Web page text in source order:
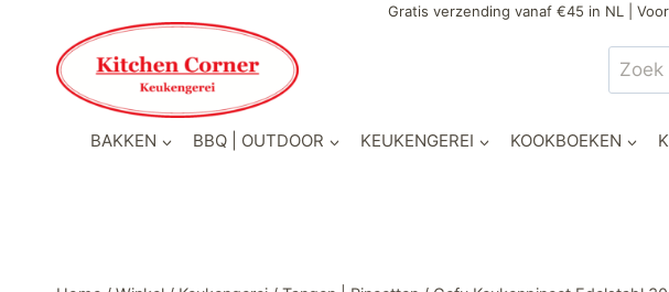
inhoud
Gratis verzending vanaf €45 in NL |
Zoeken
naar:
BAKKEN BBQ | OUTDOOR KEUKENGEREI KOOKBOEKEN